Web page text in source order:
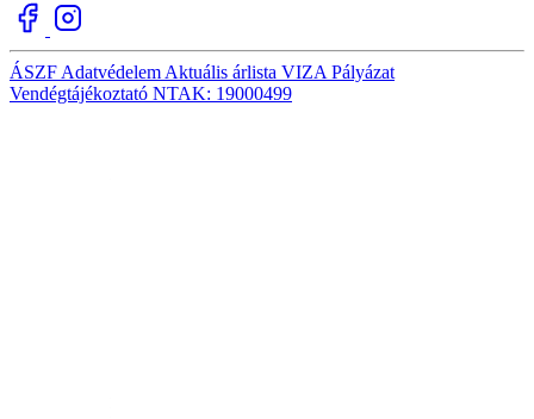
ÁSZF Adatvédelem Aktuális árlista VIZA Pályázat
Vendégtájékoztató NTAK: 19000499